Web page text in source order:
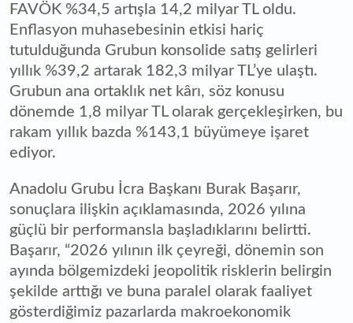
FAVÖK %34,5 artışla 14,2 milyar TL oldu.
Enflasyon muhasebesinin etkisi hariç
tutulduğunda Grubun konsolide satış gelirleri
yıllık %39,2 artarak 182,3 milyar TL’ye ulaştı.
Grubun ana ortaklık net kârı, söz konusu
dönemde 1,8 milyar TL olarak gerçekleşirken, bu
rakam yıllık bazda %143,1 büyümeye işaret
ediyor.
Anadolu Grubu İcra Başkanı Burak Başarır,
sonuçlara ilişkin açıklamasında, 2026 yılına
güçlü bir performansla başladıklarını belirtti.
Başarır, “2026 yılının ilk çeyreği, dönemin son
ayında bölgemizdeki jeopolitik risklerin belirgin
şekilde arttığı ve buna paralel olarak faaliyet
gösterdiğimiz pazarlarda makroekonomik